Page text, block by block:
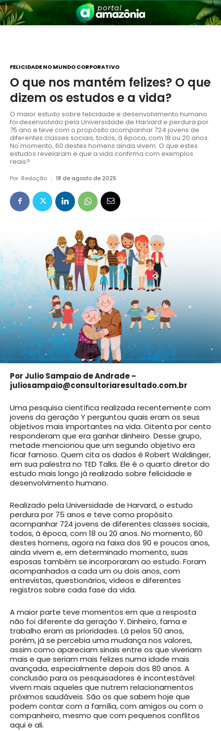
FELICIDADE NO MUNDO CORPORATIVO
O que nos mantém felizes? O que
dizem os estudos e a vida?
O maior estudo sobre felicidade e desenvolvimento humano
foi desenvolvido pela Universidade de Harvard e perdura por
75 ano e teve com o propósito acompanhar 724 jovens de
diferentes classes sociais, todos, à época, com 18 ou 20 anos.
No momento, 60 destes homens ainda vivem. O que estes
estudos revelaram e que a vida confirma com exemplos
reais?
Por Redação 18 de agosto de 2025
Por Julio Sampaio de Andrade –
juliosampaio@consultoriaresultado.com.br
Uma pesquisa científica realizada recentemente com
jovens da geração Y perguntou quais eram os seus
objetivos mais importantes na vida. Oitenta por cento
responderam que era ganhar dinheiro. Desse grupo,
metade mencionou que um segundo objetivo era
ficar famoso. Quem cita os dados é Robert Waldinger,
em sua palestra no TED Talks. Ele é o quarto diretor do
estudo mais longo já realizado sobre felicidade e
desenvolvimento humano.
Realizado pela Universidade de Harvard, o estudo
perdura por 75 anos e teve como propósito
acompanhar 724 jovens de diferentes classes sociais,
todos, à época, com 18 ou 20 anos. No momento, 60
destes homens, agora na faixa dos 90 e poucos anos,
ainda vivem e, em determinado momento, suas
esposas também se incorporaram ao estudo. Foram
acompanhados a cada um ou dois anos, com
entrevistas, questionários, vídeos e diferentes
registros sobre cada fase da vida.
A maior parte teve momentos em que a resposta
não foi diferente da geração Y. Dinheiro, fama e
trabalho eram as prioridades. Lá pelos 50 anos,
porém, já se percebia uma mudança nos valores,
assim como apareciam sinais entre os que viveriam
mais e que seriam mais felizes numa idade mais
avançada, especialmente depois dos 80 anos. A
conclusão para os pesquisadores é incontestável:
vivem mais aqueles que nutrem relacionamentos
próximos saudáveis. São os que sabem hoje que
podem contar com a família, com amigos ou com o
companheiro, mesmo que com pequenos conflitos
aqui e ali.